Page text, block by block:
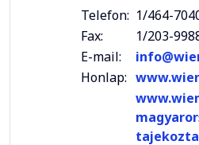
Telefon: 1/464-
Fax:
1/203-
E-mail:
Honlap: